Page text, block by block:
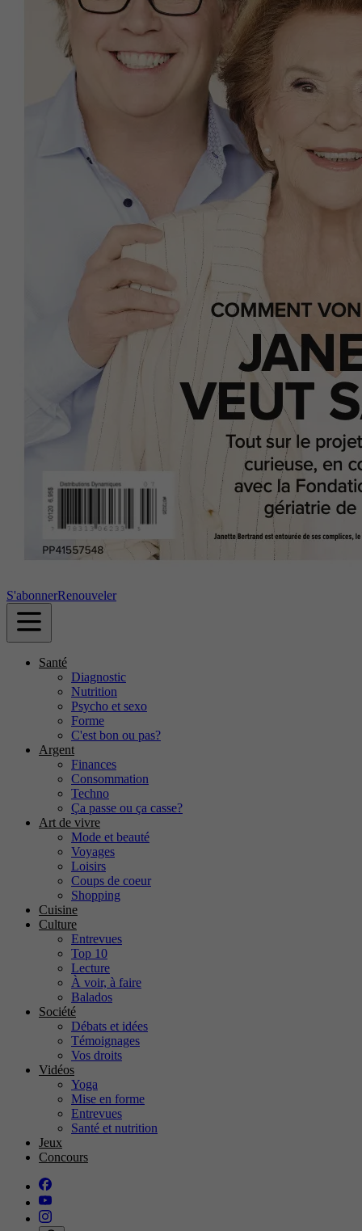
S'abonnerRenouveler
Santé
Diagnostic
Nutrition
Psycho et sexo
Forme
C'est bon ou pas?
Argent
Finances
Consommation
Techno
Ça passe ou ça casse?
Art de vivre
Mode et beauté
Voyages
Loisirs
Coups de coeur
Shopping
Cuisine
Culture
Entrevues
Top 10
Lecture
À voir, à faire
Balados
Société
Débats et idées
Témoignages
Vos droits
Vidéos
Yoga
Mise en forme
Entrevues
Santé et nutrition
Jeux
Concours